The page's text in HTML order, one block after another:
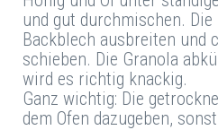
und gut durchmischen.
Backblech ausbreiten und
schieben. Die Granola
wird es richtig knackig.
Ganz wichtig: Die
dem Ofen dazugeben,